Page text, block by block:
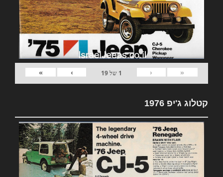
«
‹
1 של19
›
»
קטלוג ג'יפ 1976